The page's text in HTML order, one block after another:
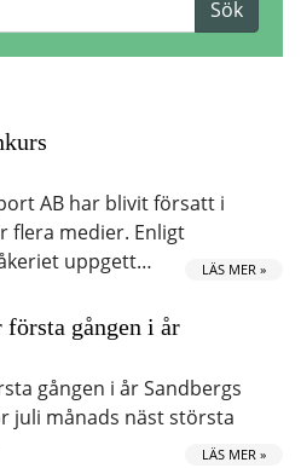
AB har blivit försatt i
flera medier. Enligt
uppgett…
LÄS MER »
gången i år
gången i år Sandbergs
juli månads näst största
LÄS MER »